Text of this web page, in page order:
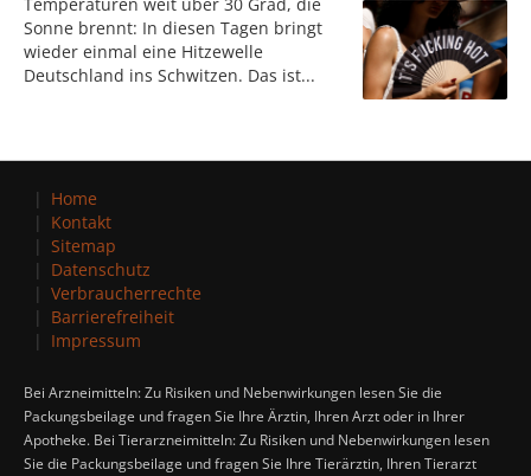
Sonne brennt: In diesen Tagen bringt
wieder einmal eine Hitzewelle
Deutschland ins Schwitzen. Das ist...
Home
Kontakt
Sitemap
Datenschutz
Verbraucherrechte
Barrierefreiheit
Impressum
Bei Arzneimitteln: Zu Risiken und Nebenwirkungen lesen Sie die
Packungsbeilage und fragen Sie Ihre Ärztin, Ihren Arzt oder in Ihrer
Apotheke. Bei Tierarzneimitteln: Zu Risiken und Nebenwirkungen lesen
Sie die Packungsbeilage und fragen Sie Ihre Tierärztin, Ihren Tierarzt